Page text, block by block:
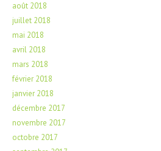
août 2018
juillet 2018
mai 2018
avril 2018
mars 2018
février 2018
janvier 2018
décembre 2017
novembre 2017
octobre 2017